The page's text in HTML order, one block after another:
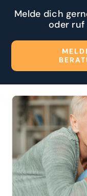
Melde dich
oder ruf